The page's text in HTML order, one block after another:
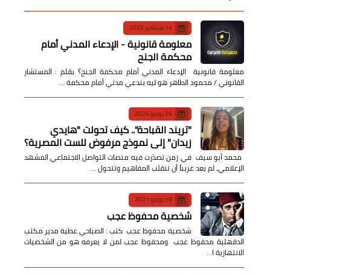
14 سبتمبر 2022
معلومة قانونية - الإدعاء المدني أمام
محكمة الجنح
معلومة قانونية الإدعاء المدني أمام محكمة الجنح؟ بقلم : المستشار
القانوني / محمود الطاهر هو ليه بندعي مدني أمام محكمة …
25 يوليو 2026
​"تريند القباحة".. كيف تحولت "هايدي
زيدان" إلى نموذج مرفوض للست المصرية؟
​ محمد أبو سيف ​في زمن تصدّرت فيه منصات التواصل الاجتماعي المشهد
الإعلامي، لم يعد غريباً أن تنقلب المفاهيم وتتحول …
10 يونيو 2021
شخصية محفوظ عجب
شخصية محفوظ عجب كتب : الصباحي عطية مدير مكتب
الدقهلية محفوظ عجب ومحفوظ عجب لمن لا يعرفه هو من الشخصيات
الانتهازية ا…